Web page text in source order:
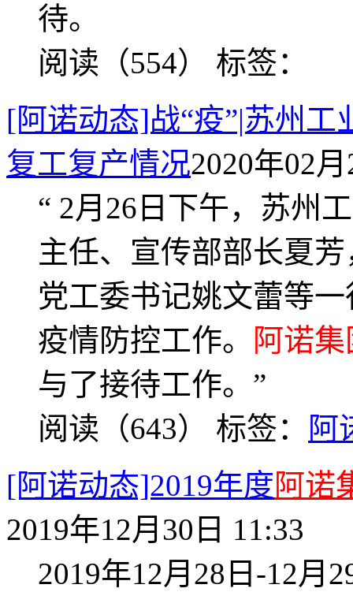
待。
阅读（554） 标签：
[阿诺动态]战“疫”|苏州
复工复产情况2020年02
“ 2月26日下午，苏州
主任、宣传部部长夏
党工委书记姚文蕾等
疫情防控工作。
阿诺集
与了接待工作。”
阅读（643） 标签：
阿
[阿诺动态]2019年度阿诺
2019年12月30日 11:33
2019年12月28日-12月